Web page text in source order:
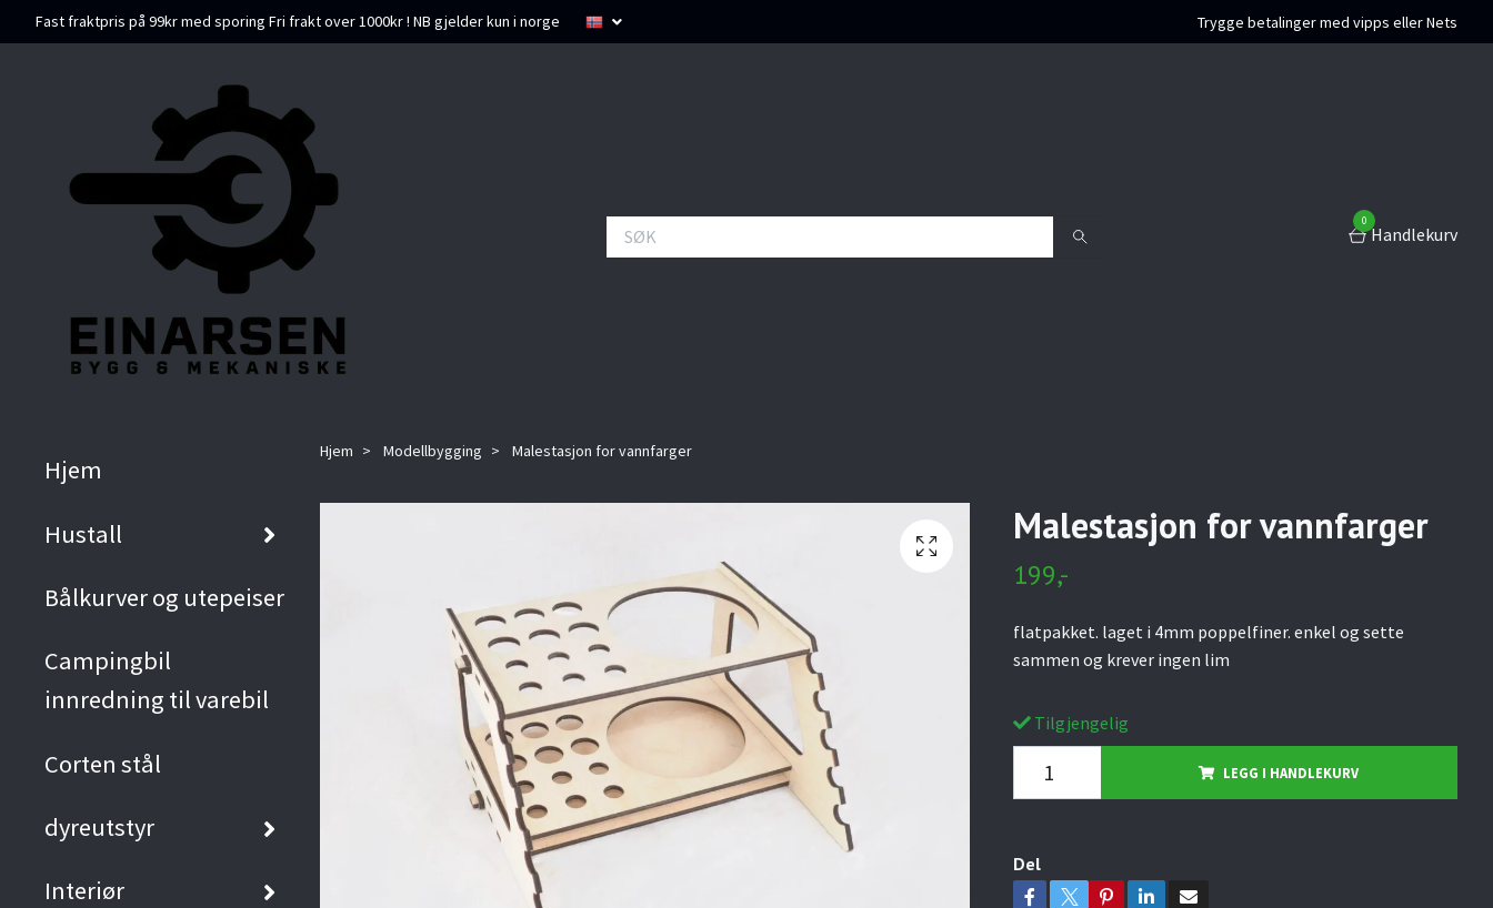
Fast fraktpris på 99kr med sporing Fri frakt over 1000kr ! NB gjelder kun i norge Trygge betalinger med vipps eller Nets
0
Handlekurv
Hjem
Hustall
Bålkurver og utepeiser
Campingbil
innredning til varebil
Corten stål
dyreutstyr
Interiør
Hjem Modellbygging Malestasjon for vannfarger
Malestasjon for vannfarger
199,-
flatpakket. laget i 4mm poppelfiner. enkel og sette
sammen og krever ingen lim
Tilgjengelig
LEGG I HANDLEKURV
Del